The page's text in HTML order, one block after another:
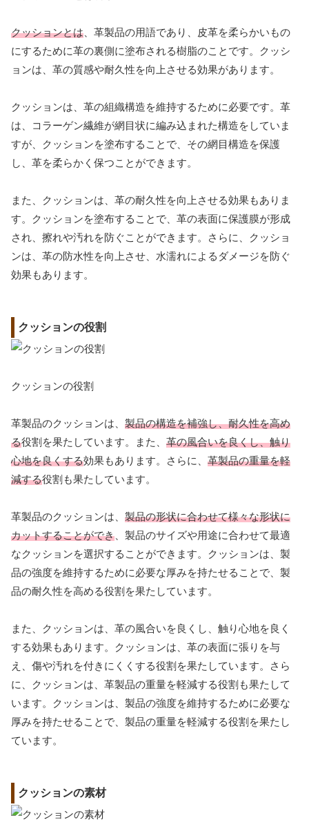
クッションとは 、革製品の用語であり、皮革を柔らかいもの
にするために革の裏側に塗布される樹脂のことです。クッシ
ョンは、革の質感や耐久性を向上させる効果があります。
クッションは、革の組織構造を維持するために必要です。革
は、コラーゲン繊維が網目状に編み込まれた構造をしていま
すが、クッションを塗布することで、その網目構造を保護
し、革を柔らかく保つことができます。
また、クッションは、革の耐久性を向上させる効果もありま
す。クッションを塗布することで、革の表面に保護膜が形成
され、擦れや汚れを防ぐことができます。さらに、クッショ
ンは、革の防水性を向上させ、水濡れによるダメージを防ぐ
効果もあります。
クッションの役割
クッションの役割
革製品のクッションは、 製品の構造を補強し、耐久性を高め
る役割を果たしています。また、 革の風合いを良くし、触り
心地を良くする効果もあります。さらに、 革製品の重量を軽
減する役割も果たしています。
革製品のクッションは、 製品の形状に合わせて様々な形状に
カットすることができ 、製品のサイズや用途に合わせて最適
なクッションを選択することができます。クッションは、製
品の強度を維持するために必要な厚みを持たせることで、製
品の耐久性を高める役割を果たしています。
また、クッションは、革の風合いを良くし、触り心地を良く
する効果もあります。クッションは、革の表面に張りを与
え、傷や汚れを付きにくくする役割を果たしています。さら
に、クッションは、革製品の重量を軽減する役割も果たして
います。クッションは、製品の強度を維持するために必要な
厚みを持たせることで、製品の重量を軽減する役割を果たし
ています。
クッションの素材